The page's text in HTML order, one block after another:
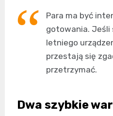
Para ma być
gotowania. Jeśli
letniego
przestają się
przetrzymać.
Dwa szybkie